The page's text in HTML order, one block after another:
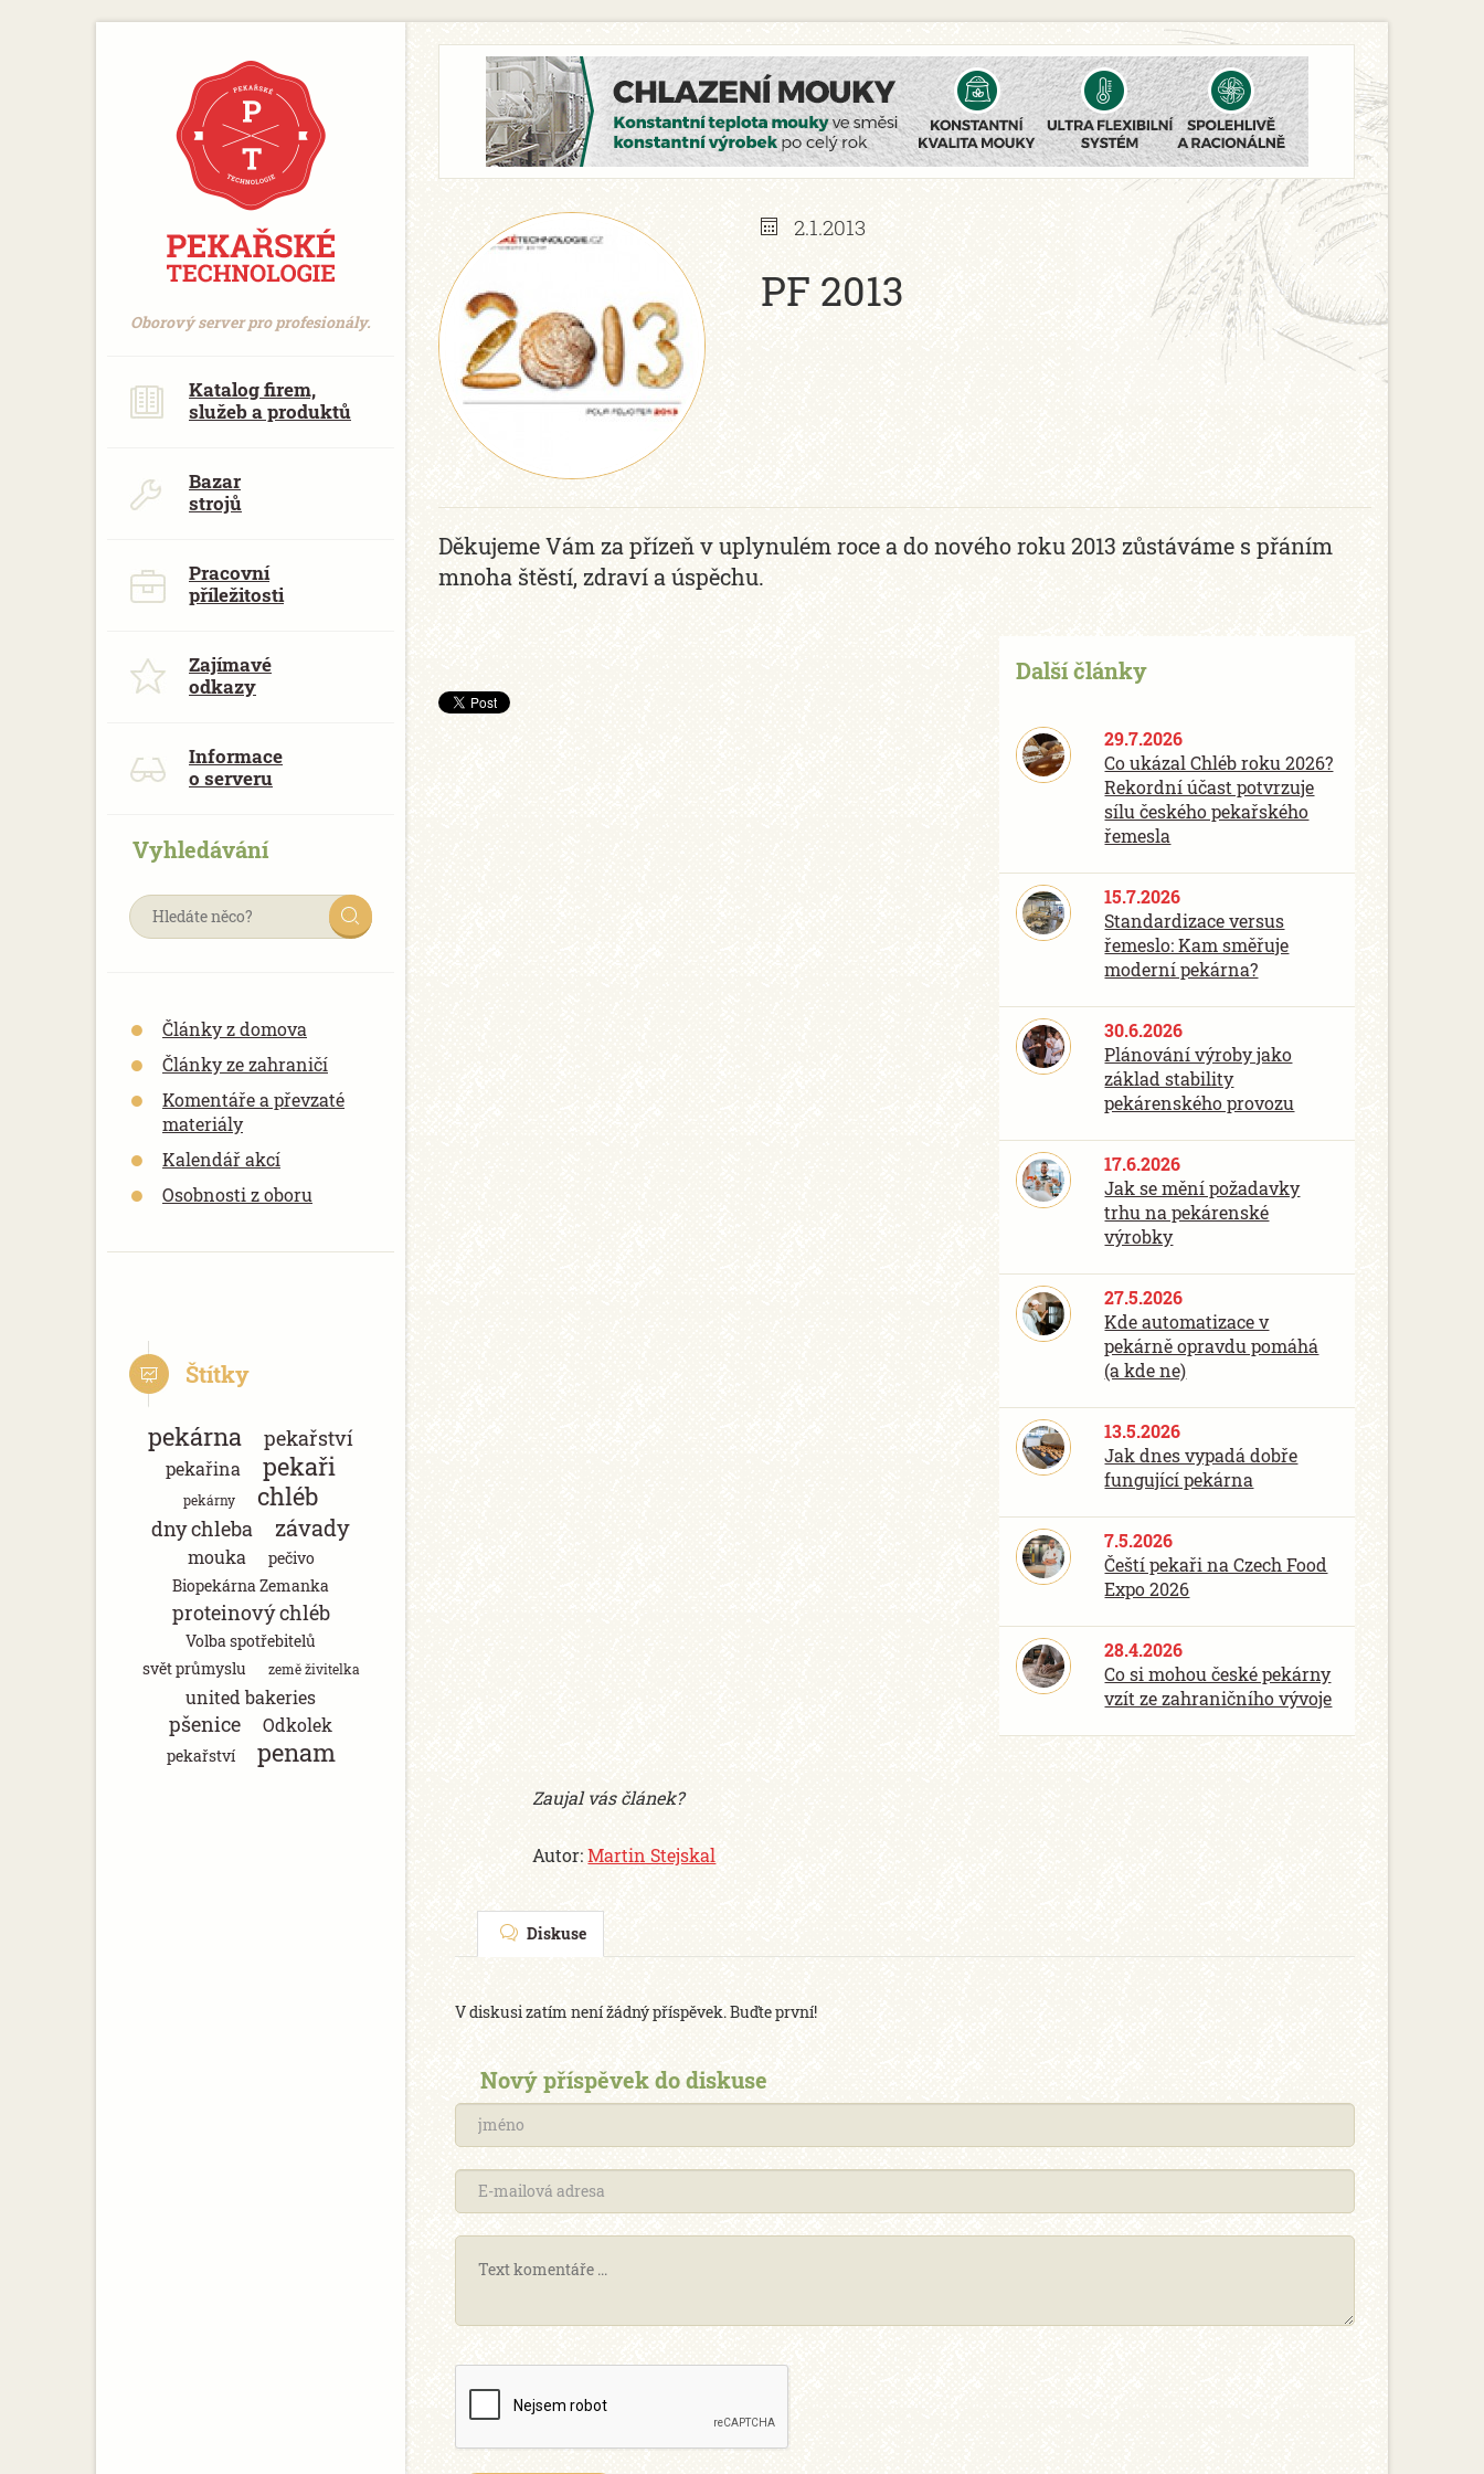
https://www.traditionrolex.com/18
Oborový server pro profesionály.
Katalog firem,
služeb a produktů
Bazar
strojů
Pracovní
příležitosti
Zajímavé
odkazy
Informace
o serveru
Vyhledávání
Články z domova
Články ze zahraničí
Komentáře a převzaté
materiály
Kalendář akcí
Osobnosti z oboru
Štítky
pekárna pekařství
pekařina pekaři
pekárny chléb
dny chleba závady
mouka
pečivo
Biopekárna Zemanka
proteinový chléb
Volba spotřebitelů
svět průmyslu
země živitelka
united bakeries
pšenice Odkolek
pekařství penam
2.1.2013
PF 2013
Děkujeme Vám za přízeň v uplynulém roce a do nového roku 2013 zůstáváme s přáním
mnoha štěstí, zdraví a úspěchu.
Další články
29.7.2026
Co ukázal Chléb roku 2026?
Rekordní účast potvrzuje
sílu českého pekařského
řemesla
15.7.2026
Standardizace versus
řemeslo: Kam směřuje
moderní pekárna?
30.6.2026
Plánování výroby jako
základ stability
pekárenského provozu
17.6.2026
Jak se mění požadavky
trhu na pekárenské
výrobky
27.5.2026
Kde automatizace v
pekárně opravdu pomáhá
(a kde ne)
13.5.2026
Jak dnes vypadá dobře
fungující pekárna
7.5.2026
Čeští pekaři na Czech Food
Expo 2026
28.4.2026
Co si mohou české pekárny
vzít ze zahraničního vývoje
Zaujal vás článek?
Autor:Martin Stejskal
Diskuse
V diskusi zatím není žádný příspěvek. Buďte první!
Nový příspěvek do diskuse